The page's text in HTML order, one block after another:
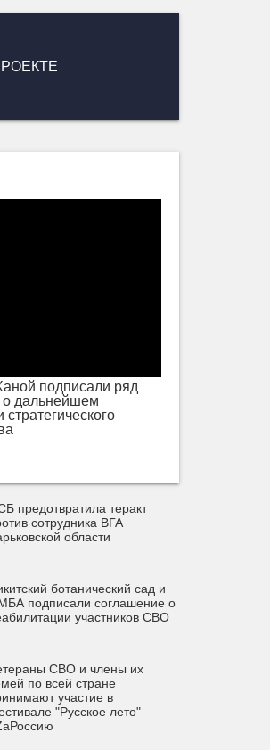
подписали ряд
о дальнейшем
стратегического
предотвратила теракт
сотрудника ВГА
области
ботанический сад и
подписали соглашение о
участников СВО
СВО и члены их
по всей стране
участие в
"Русское лето"